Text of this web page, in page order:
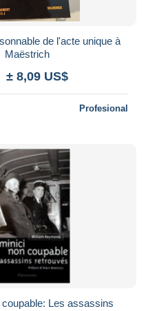
de l'acte unique à
Maëstrich
± 8,09 US$
Profesional
Les assassins